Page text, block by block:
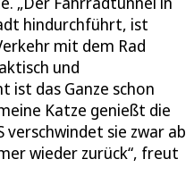
hindurchführt, ist
mit dem Rad
und
ist das Ganze schon
Katze genießt die
verschwindet sie zwar ab
wieder zurück“, freut